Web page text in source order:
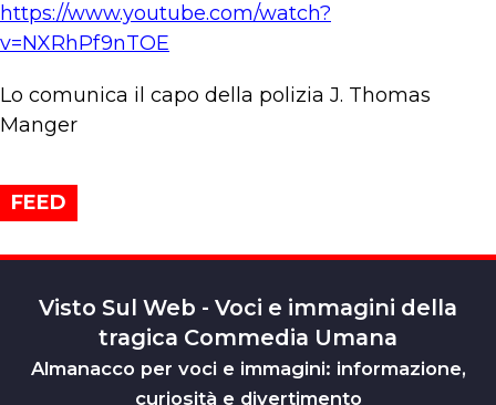
https://www.youtube.com/watch?
v=NXRhPf9nTOE
Lo comunica il capo della polizia J. Thomas
Manger
FEED
Visto Sul Web - Voci e immagini della
tragica Commedia Umana
Almanacco per voci e immagini: informazione,
curiosità e divertimento